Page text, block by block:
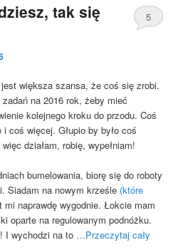
tak się
5
większa szansa, że coś się zrobi.
na 2016 rok, żeby mieć
kolejnego kroku do przodu. Coś
coś więcej. Głupio by było coś
działam, robię, wypełniam!
bumelowania, biorę się do roboty
Siadam na nowym krześle (które
mi naprawdę wygodnie. Łokcie mam
oparte na regulowanym podnóżku.
I wychodzi na to …Przeczytaj cały